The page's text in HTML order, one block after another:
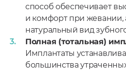
способ обеспечивает
и комфорт при жевании,
натуральный вид
Полная (тотальная)
Имплантаты
большинства